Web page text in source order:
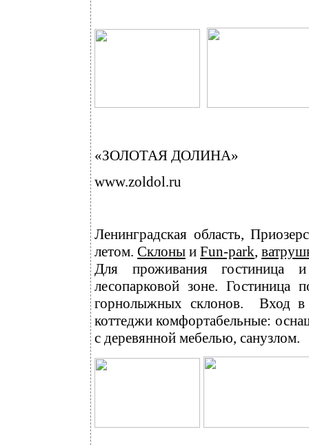
«ЗОЛОТАЯ ДОЛИНА»
www.zoldol.ru
Ленинградская область,
летом. Склоны и Fun-park,
Для проживания гостиница
лесопарковой зоне. Гостиница
горнолыжных склонов.
Вход в
коттеджи комфортабельные:
с деревянной мебелью, санузлом.